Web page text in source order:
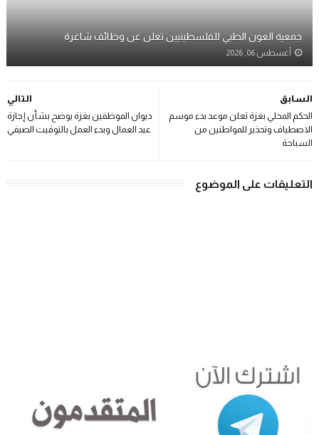
جمعية العون الطبي للفلسطينيين تعلن عن وظائف شاغرة
أغسطس 06, 2026
التالي
ديوان الموظفين بغزة يوضح بشأن إجازة
عيد العمال وبدء العمل بالتوقيت الصيفي
السابق
الحكم المحلي بغزة تعلن موعد بدء موسم
الاصطياف وتحذير للمواطنين من
السباحة
التعليقات على الموضوع